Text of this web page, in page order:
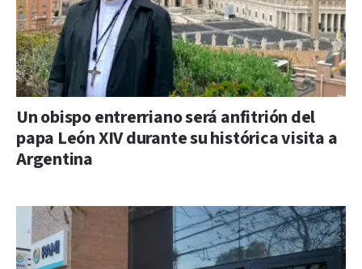
Un obispo entrerriano será anfitrión del
papa León XIV durante su histórica visita a
Argentina